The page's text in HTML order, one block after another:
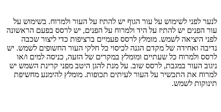
לנער לפני לשימוש על עור הגוף יש להתיז על העור ולמרוח. בשימוש על
עור הפנים יש להתיז על היד ולמרוח על הפנים, יש לרסס בפעם הראשונה
לפני היציאה לשמש. מומלץ לרסס פעמיים ברציפות כדי ליצור שכבה
נדיבה ואחידה של מקדם הגנה לכיסוי כל חלקי העור החשופים לשמש. יש
לרסס ולמרוח כל שעתיים ומומלץ במקרים של הזעה, כניסה למים ו/או
ניגוב העור במגבת, לרסס שוב. על מנת להגן היטב מפני קרינת השמש יש
למרוח את התכשיר על העור לעיתים תכופות. מומלץ להימנע מחשיפת
תינוקות לשמש.